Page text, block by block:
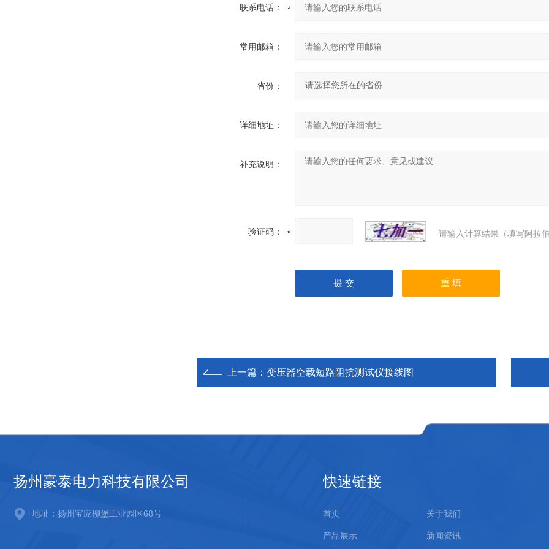
联系电话：
常用邮箱：
省份：
详细地址：
补充说明：
验证码： 请输入计算结果（填写阿拉
上一篇： 变压器空载短路阻抗测试仪接线图
扬州豪泰电力科技有限公司
地址：扬州宝应柳堡工业园区68号
快速链接
首页 关于我们
产品展示 新闻资讯